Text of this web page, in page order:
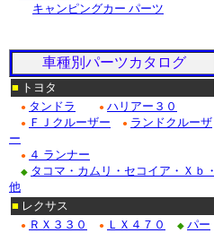
キャンピングカー パーツ
車種別パーツカタログ
■ トヨタ
● タンドラ ● ハリアー３０
● ＦＪクルーザー ● ランドクルーザ
ー
● ４ ランナー
◆ タコマ・カムリ・セコイア・Ｘｂ・
他
■ レクサス
● ＲＸ３３０ ● ＬＸ４７０ ◆ パー